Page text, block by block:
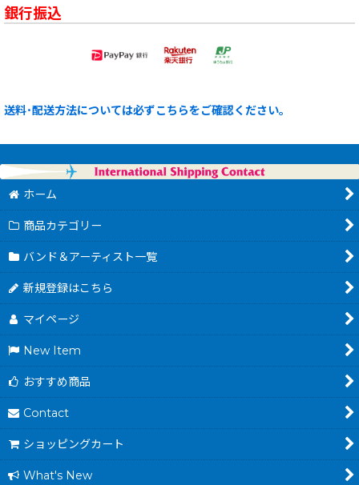
銀行振込
送料･配送方法については必ずこちらをご確認ください。
ホーム
商品カテゴリー
バンド＆アーティスト一覧
新規登録はこちら
マイページ
New Item
おすすめ商品
Contact
ショッピングカート
What's New